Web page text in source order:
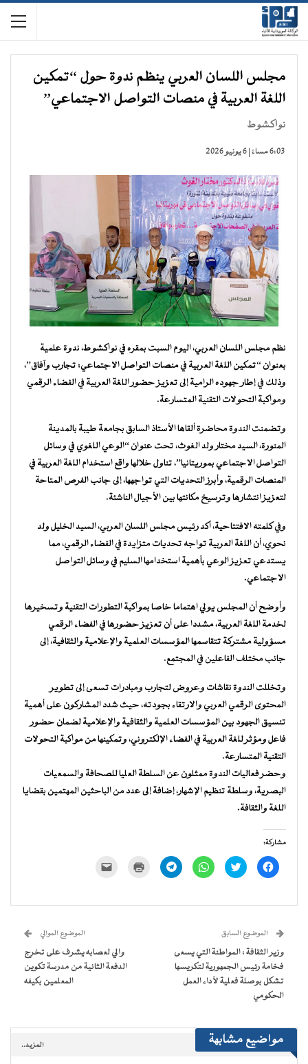
مجلس اللسان العربي ينظم ندوة حول “تمكين
اللغة العربية في منصات التواصل الاجتماعي”
نواكشوط
6:03 مساءً | 6 يونيو 2026
نظم مجلس اللسان العربي، اليوم السبت بمقره في نواكشوط، ندوة علمية
بعنوان “تمكين اللغة العربية في منصات التواصل الاجتماعي: تجارب وآفاق”،
وذلك في إطار جهوده الرامية إلى تعزيز حضور اللغة العربية في الفضاء الرقمي
ومواكبة التحولات التقنية المتسارعة.
وتضمنت الندوة محاضرة ألقاها الأستاذ السابق بجامعة طيبة بالمدينة
المنورة، السيد مختار ولد الغوث، تحت عنوان “الوعي اللغوي في وسائل
التواصل الاجتماعي بموريتانيا”، تناول خلالها واقع استخدام اللغة العربية في
المنصات الرقمية، وأبرز التحديات التي تواجهها، إلى جانب الفرص المتاحة
لتعزيز انتشارها وترسيخ مكانتها بين الأجيال الناشئة.
وفي كلمته الافتتاحية، أكد رئيس مجلس اللسان العربي، السيد الخليل ولد
نحوي، أن اللغة العربية تواجه تحديات متزايدة في الفضاء الرقمي، مما
يستدعي تعزيز الوعي بأهمية استخدامها السليم في وسائل التواصل
الاجتماعي.
وأوضح أن المجلس يولي اهتماما خاصا بمواكبة التطورات التقنية وتسخيرها
لخدمة اللغة العربية، مشددا على أن تعزيز حضورها في الفضاء الرقمي
مسؤولية مشتركة تتقاسمها المؤسسات العلمية والإعلامية والثقافية، إلى
جانب مختلف الفاعلين في المجتمع.
وتخللت الندوة نقاشات وعروض لتجارب ومبادرات تسعى إلى تطوير
المحتوى الرقمي العربي والارتقاء بجودته، حيث شدد المشاركون على أهمية
تنسيق الجهود بين المؤسسات العلمية والثقافية والإعلامية لضمان حضور
فاعل ومؤثر للغة العربية في الفضاء الإلكتروني، وتمكينها من مواكبة التحولات
التقنية المتسارعة.
وحضر فعاليات الندوة ممثلون عن السلطة العليا للصحافة والسمعيات
البصرية، وسلطة تنظيم الإشهار، إضافة إلى عدد من الباحثين المهتمين بقضايا
اللغة والثقافة.
مشاركة:
انقر
للمشاركة
في
اضغط
للمشاركة
في
انقر
للمشاركة
في
انقر
للمشاركة
في
للطباعة
جديدة) الإلكتروني
نافذة
جديدة)
الموضوع السابق
وزير الثقافة : المواطنة التي يسعى
فخامة رئيس الجمهورية لتكريسها
تشكل بوصلة فعلية لأداء العمل
الحكومي
الموضوع الموالي
والي لعصابه يشرف على تخرج
الدفعة الثانية من مدرسة تكوين
المعلمين بكيفه
مواضيع مشابهة المزيد..